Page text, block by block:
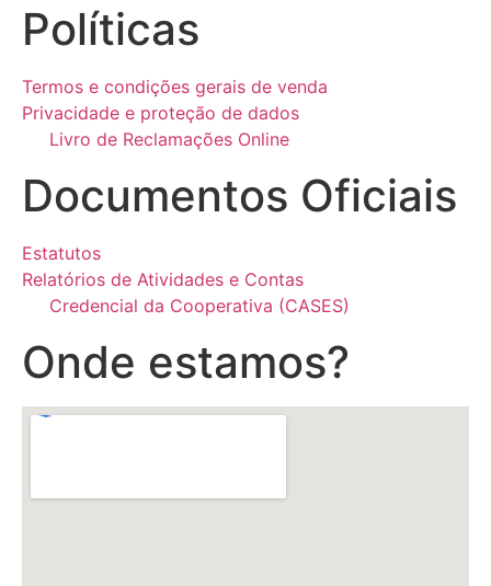
Políticas
Termos e condições gerais de venda
Privacidade e proteção de dados
Livro de Reclamações Online
Documentos Oficiais
Estatutos
Relatórios de Atividades e Contas
Credencial da Cooperativa (CASES)
Onde estamos?